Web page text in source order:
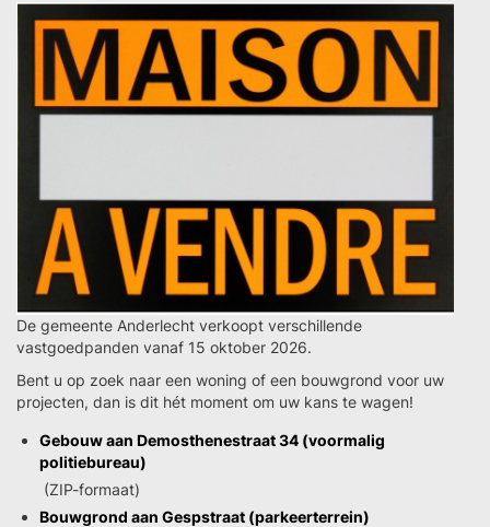
De gemeente Anderlecht verkoopt verschillende
vastgoedpanden vanaf 15 oktober 2026.
Bent u op zoek naar een woning of een bouwgrond voor uw
projecten, dan is dit hét moment om uw kans te wagen!
Gebouw aan Demosthenestraat 34 (voormalig
politiebureau)
(ZIP-formaat)
Bouwgrond aan Gespstraat (parkeerterrein)